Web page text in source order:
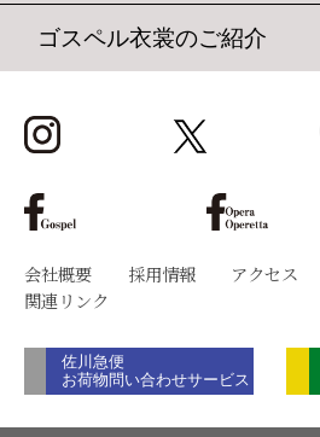
ゴスペル衣裳のご紹介
会社概要 採用情報 アクセス
関連リンク
佐川急便
お荷物問い合わせサービス